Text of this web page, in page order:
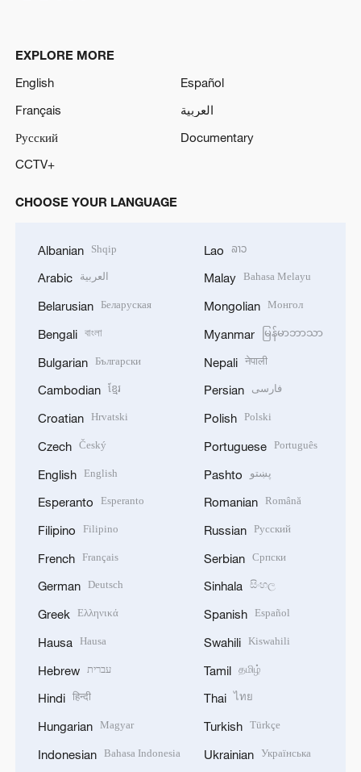
EXPLORE MORE
English
Español
Français
العربية
Русский
Documentary
CCTV+
CHOOSE YOUR LANGUAGE
Albanian Shqip
Arabic العربية
Belarusian Беларуская
Bengali বাংলা
Bulgarian Български
Cambodian ខ្មែរ
Croatian Hrvatski
Czech Český
English English
Esperanto Esperanto
Filipino Filipino
French Français
German Deutsch
Greek Ελληνικά
Hausa Hausa
Hebrew עברית
Hindi हिन्दी
Hungarian Magyar
Indonesian Bahasa Indonesia
Lao ລາວ
Malay Bahasa Melayu
Mongolian Монгол
Myanmar မြန်မာဘာသာ
Nepali नेपाली
Persian فارسی
Polish Polski
Portuguese Português
Pashto پښتو
Romanian Română
Russian Русский
Serbian Српски
Sinhala සිංහල
Spanish Español
Swahili Kiswahili
Tamil தமிழ்
Thai ไทย
Turkish Türkçe
Ukrainian Українська